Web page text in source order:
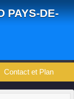
PAYS-DE-
Contact et Plan